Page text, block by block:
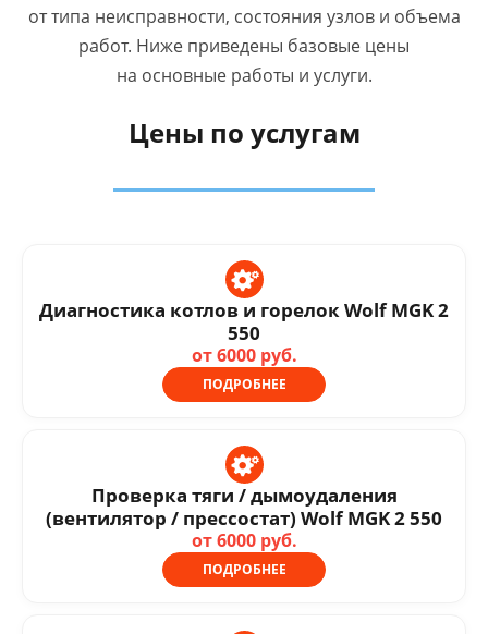
от типа неисправности, состояния узлов и объема
работ. Ниже приведены базовые цены
на основные работы и услуги.
Цены по услугам
Диагностика котлов и горелок Wolf MGK 2
550
от 6000 руб.
ПОДРОБНЕЕ
Проверка тяги / дымоудаления
(вентилятор / прессостат) Wolf MGK 2 550
от 6000 руб.
ПОДРОБНЕЕ